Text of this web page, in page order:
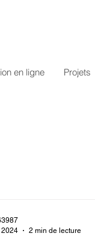
en ligne Projets
2024
2 min de lecture